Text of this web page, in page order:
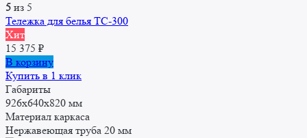
5 из 5
Тележка для белья ТС-300
Хит
15 375 ₽
В корзину
Купить в 1 клик
Габариты
926х640х820 мм
Материал каркаса
Нержавеющая труба 20 мм